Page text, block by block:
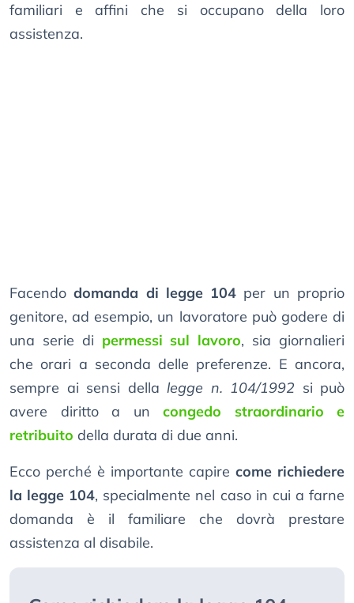
familiari e affini che si occupano della loro
assistenza.
Facendodomanda di legge 104 per un proprio
genitore, ad esempio, un lavoratore può godere di
una serie di permessi sul lavoro, sia giornalieri
che orari a seconda delle preferenze. E ancora,
sempre ai sensi della legge n. 104/1992 si può
avere diritto a un congedo straordinario e
retribuito della durata di due anni.
Ecco perché è importante capire come richiedere
la legge 104, specialmente nel caso in cui a farne
domanda è il familiare che dovrà prestare
assistenza al disabile.